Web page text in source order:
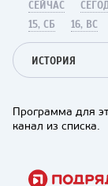
СЕЙЧАС
15, СБ
16, ВС
ИСТОРИЯ
Программа для
канал из списка.